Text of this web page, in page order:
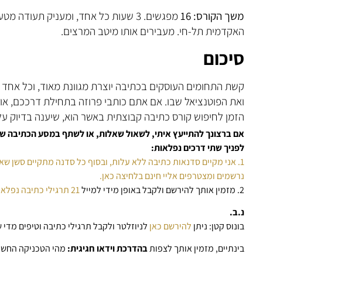
משך הקורס: 16
מפגשים. 3 שעות כל אחד, ומעניק
האקדמית תל-חי. מעבירים אותו מיטב המרצים.
סיכום
קשת התחומים העוסקים בכתיבה יוצרת מגוונת מאוד, וכל אחד
ואת הפוטנציאל שבו. אם אתם כותבי פרוזה בתחילת דרככם,
הזמן לחיפוש קורס כתיבה קבוצתית באשר הוא, שיענה
אם ברצונך להתייעץ איתי, לשאול שאלות, או לשתף במסע הכתיבה
לפניך שתי דרכים נפלאות:
1. אני מקיים סדנאות כתיבה ללא עלות, ובסוף כל סדנה מתקיים סשן שאלות ותשובות.
נרשמים ומצטרפים אליי חינם בלחיצה כאן.
2. מזמין אותך להירשם ולקבל באופן מידי למייל
21 תרגילי כתיבה נפלאים
נ.ב.
בונוס קטן: ניתן להירשם כאן לניוזלטר ולקבל תרגילי כתיבה וטיפים
בינתיים, מזמין אותך לצפותבהדרכת וידאו חגיגית: מהי הטכניקה